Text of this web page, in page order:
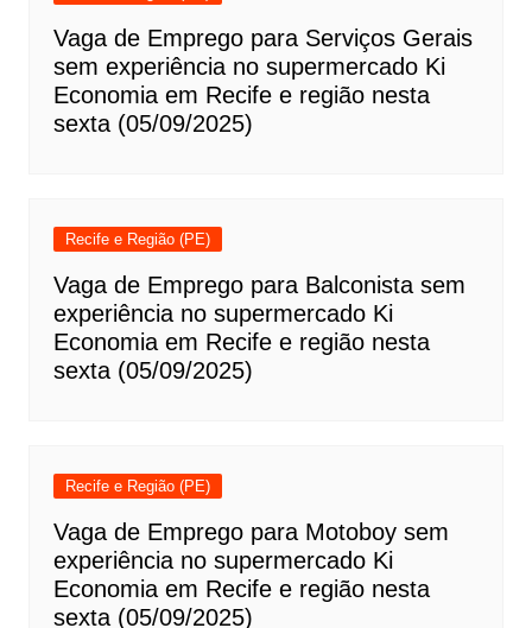
Vaga de Emprego para Serviços Gerais
sem experiência no supermercado Ki
Economia em Recife e região nesta
sexta (05/09/2025)
Recife e Região (PE)
Vaga de Emprego para Balconista sem
experiência no supermercado Ki
Economia em Recife e região nesta
sexta (05/09/2025)
Recife e Região (PE)
Vaga de Emprego para Motoboy sem
experiência no supermercado Ki
Economia em Recife e região nesta
sexta (05/09/2025)